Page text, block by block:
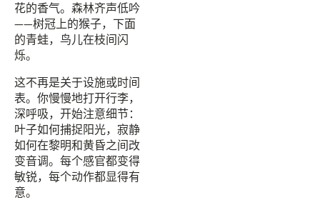
花的香气。森林齐声低吟
——树冠上的猴子，下面
的青蛙，鸟儿在枝间闪
烁。
这不再是关于设施或时间
表。你慢慢地打开行李，
深呼吸，开始注意细节：
叶子如何捕捉阳光，寂静
如何在黎明和黄昏之间改
变音调。每个感官都变得
敏锐，每个动作都显得有
意。